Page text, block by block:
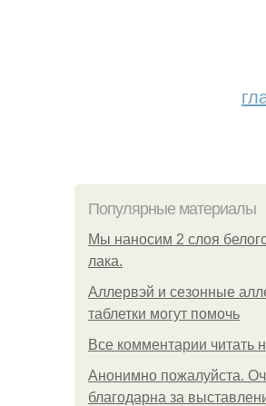
Популярные материалы
Мы наносим 2 слоя
лака.
Аллервэй и сезонные
таблетки могут помочь
Все комментарии читать
Анонимно пожалуйста.
благодарна за